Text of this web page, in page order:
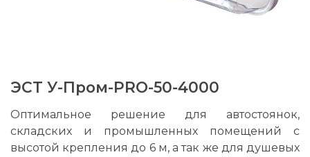
ЭСТ У-Пром-PRO-50-4000
Оптимальное решение для автостоянок,
складских и промышленных помещений с
высотой крепления до 6 м, а так же для душевых